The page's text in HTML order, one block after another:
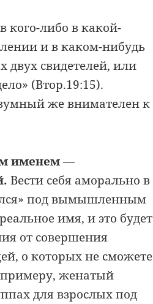
кого-либо в какой-
и в каком-нибудь
двух свидетелей, или
(Втор.19:15).
же внимателен к
именем —
Вести себя аморально в
под вымышленным
имя, и это будет
от совершения
о которых не сможете
примеру, женатый
для взрослых под